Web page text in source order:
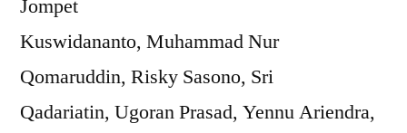
Jompet
Kuswidananto, Muhammad Nur
Qomaruddin, Risky Sasono, Sri
Qadariatin, Ugoran Prasad, Yennu Ariendra,